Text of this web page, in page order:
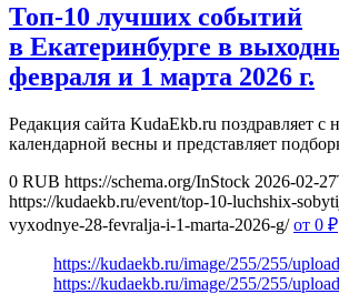
Топ-10 лучших событий
в Екатеринбурге в
февраля и 1 марта 2026 г.
Редакция сайта KudaEkb.ru поздравляет с
календарной весны и представляет
0 RUB https://schema.org/InStock 2026-02-
https://kudaekb.ru/event/top-10-luchshix-
vyxodnye-28-fevralja-i-1-marta-2026-g/ от 0 ₽
https://kudaekb.ru/image/255/255/
https://kudaekb.ru/image/255/255/